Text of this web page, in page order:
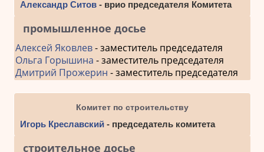
Александр Ситов- врио председателя Комитета
промышленное досье
Алексей Яковлев- заместитель председателя
Ольга Горышина - заместитель председателя
Дмитрий Прожерин - заместитель председателя
Комитет по строительству
Игорь Креславский - председатель комитета
строительное досье